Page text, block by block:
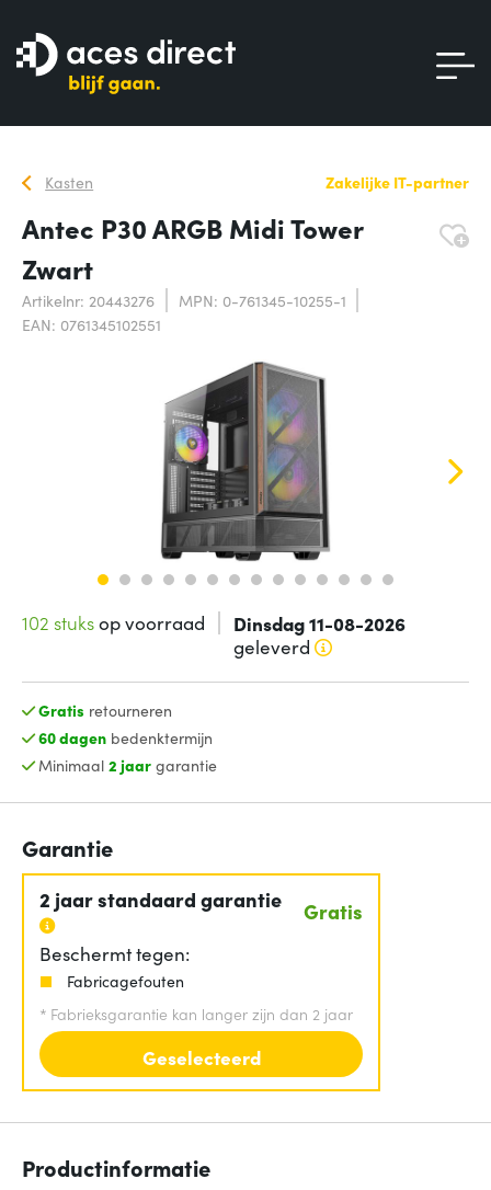
Kasten Zakelijke IT-partner
Antec P30 ARGB Midi Tower
Zwart
Artikelnr: 20443276
MPN: 0-761345-10255-1
EAN: 0761345102551
102 stuksop voorraad Dinsdag 11-08-2026
geleverd
Gratis retourneren
60 dagenbedenktermijn
Minimaal 2 jaargarantie
Garantie
2 jaar standaard garantie Gratis
Beschermt tegen:
Fabricagefouten
* Fabrieksgarantie kan langer zijn dan 2 jaar
Geselecteerd
Productinformatie